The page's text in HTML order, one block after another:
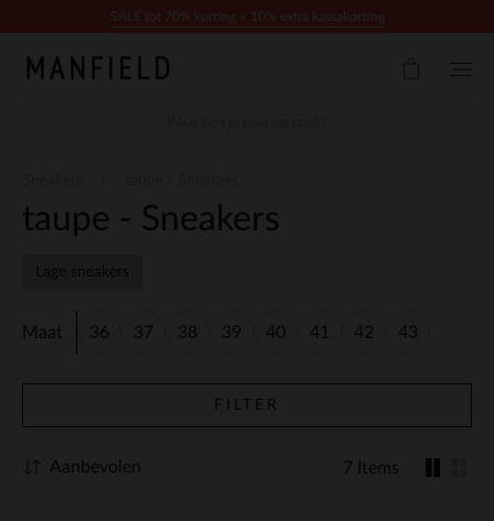
taupe - Sneakers
Lage sneakers
Maat 36 37 38 39 40 41 42 43
FILTER
7 Items
Aanbevolen